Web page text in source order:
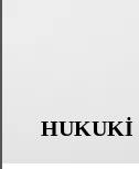
HUKUKİ